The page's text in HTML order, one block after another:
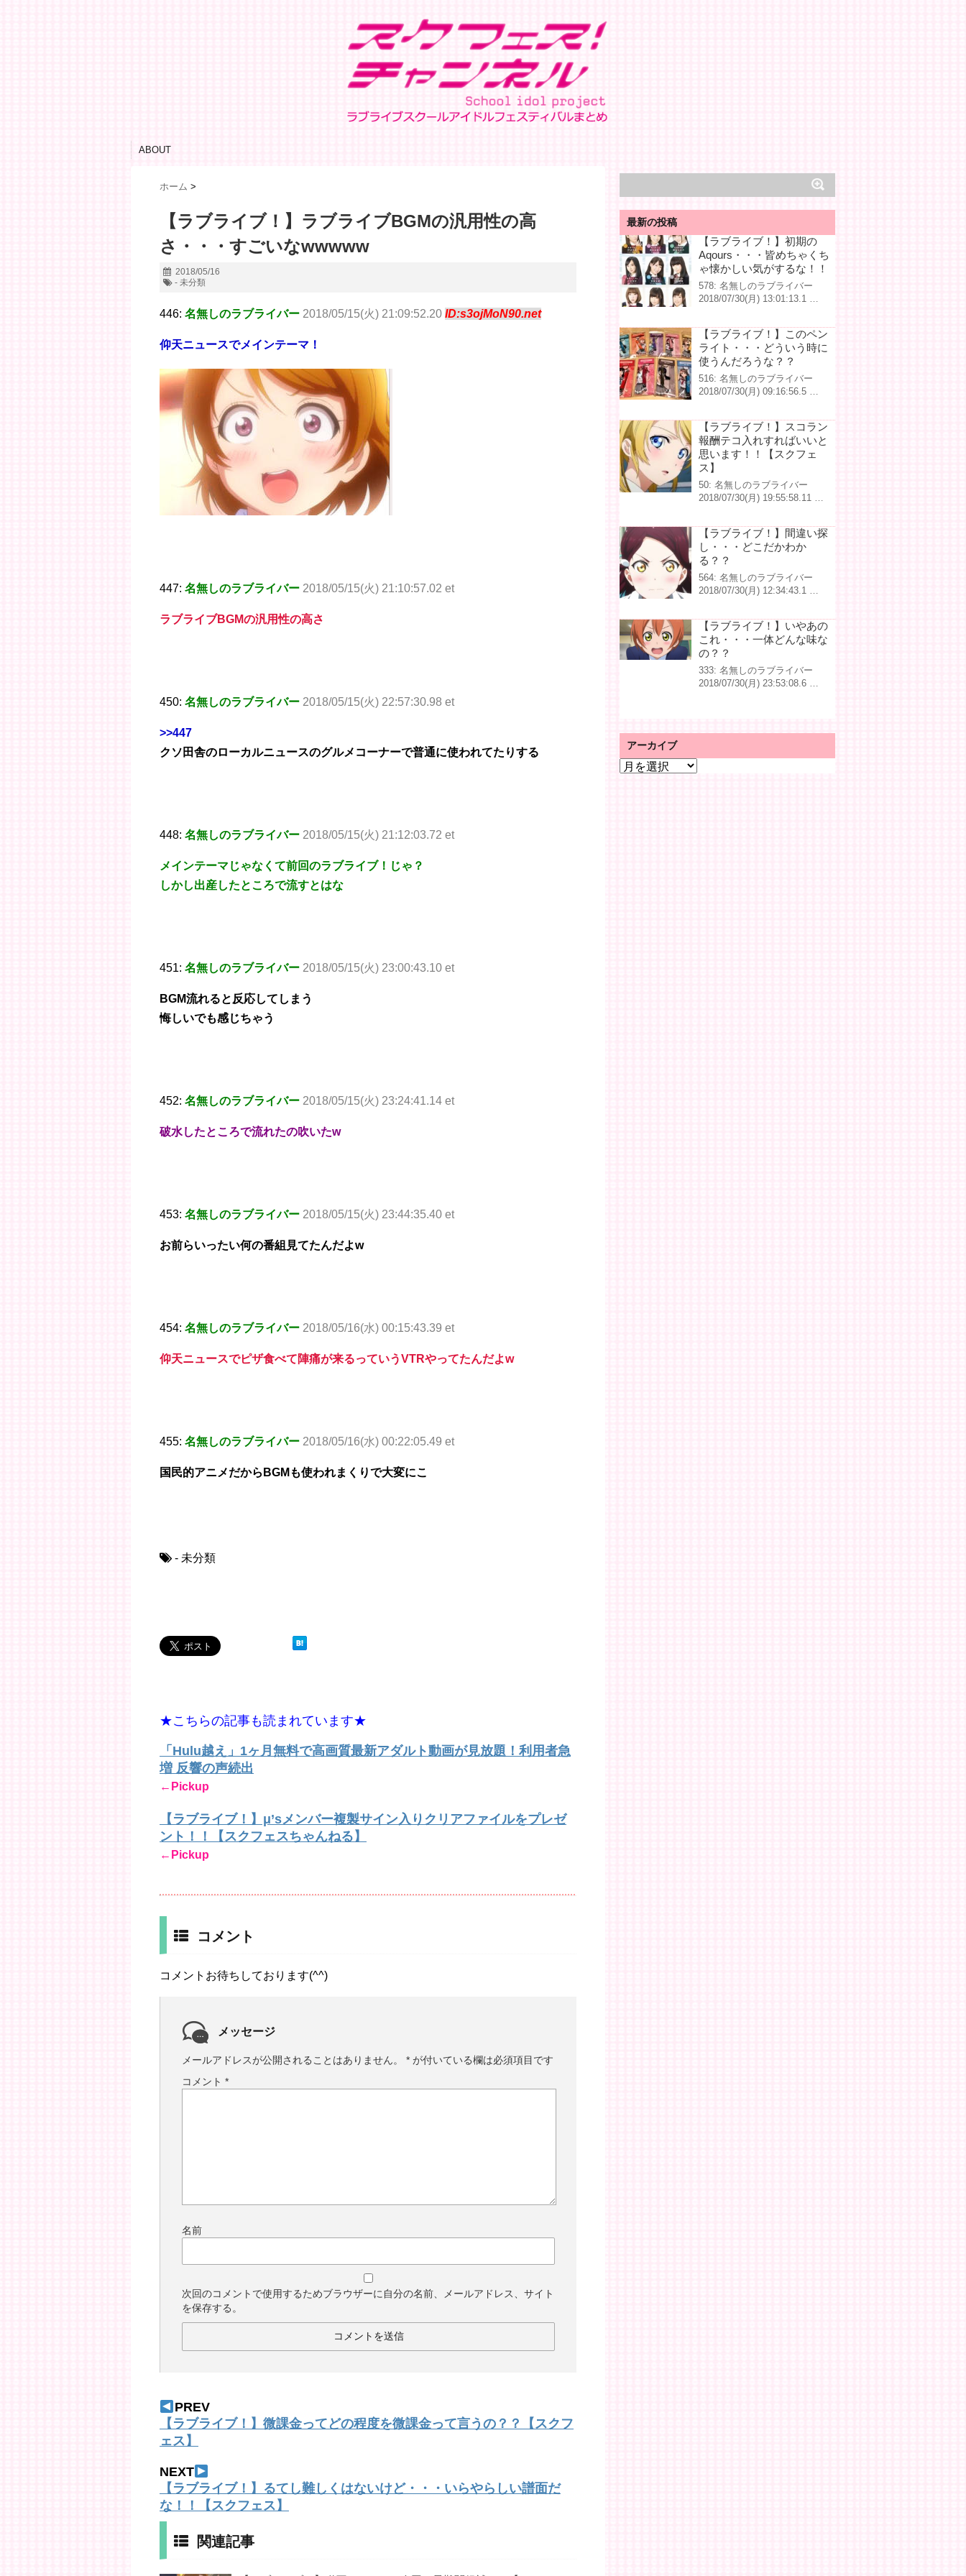
ABOUT
ホーム >
【ラブライブ！】ラブライブBGMの汎用性の高
さ・・・すごいなwwwww
2018/05/16
- 未分類
446: 名無しのラブライバー 2018/05/15(火) 21:09:52.20 ID:s3ojMoN90.net
仰天ニュースでメインテーマ！
447: 名無しのラブライバー 2018/05/15(火) 21:10:57.02 et
ラブライブBGMの汎用性の高さ
450: 名無しのラブライバー 2018/05/15(火) 22:57:30.98 et
>>447
クソ田舎のローカルニュースのグルメコーナーで普通に使われてたりする
448: 名無しのラブライバー 2018/05/15(火) 21:12:03.72 et
メインテーマじゃなくて前回のラブライブ！じゃ？
しかし出産したところで流すとはな
451: 名無しのラブライバー 2018/05/15(火) 23:00:43.10 et
BGM流れると反応してしまう
悔しいでも感じちゃう
452: 名無しのラブライバー 2018/05/15(火) 23:24:41.14 et
破水したところで流れたの吹いたw
453: 名無しのラブライバー 2018/05/15(火) 23:44:35.40 et
お前らいったい何の番組見てたんだよw
454: 名無しのラブライバー 2018/05/16(水) 00:15:43.39 et
仰天ニュースでピザ食べて陣痛が来るっていうVTRやってたんだよw
455: 名無しのラブライバー 2018/05/16(水) 00:22:05.49 et
国民的アニメだからBGMも使われまくりで大変にこ
- 未分類
★こちらの記事も読まれています★
「Hulu越え」1ヶ月無料で高画質最新アダルト動画が見放題！利用者急
増 反響の声続出
←Pickup
【ラブライブ！】μ’sメンバー複製サイン入りクリアファイルをプレゼ
ント！！【スクフェスちゃんねる】
←Pickup
コメント
コメントお待ちしております(^^)
メッセージ
メールアドレスが公開されることはありません。 * が付いている欄は必須項目です
コメント *
名前
次回のコメントで使用するためブラウザーに自分の名前、メールアドレス、サイト
を保存する。
PREV
【ラブライブ！】微課金ってどの程度を微課金って言うの？？【スクフ
ェス】
NEXT
【ラブライブ！】るてし難しくはないけど・・・いらやらしい譜面だ
な！！【スクフェス】
関連記事
最新の投稿
【ラブライブ！】初期の
Aqours・・・皆めちゃくち
ゃ懐かしい気がするな！！
578: 名無しのラブライバー
2018/07/30(月) 13:01:13.1 …
【ラブライブ！】このペン
ライト・・・どういう時に
使うんだろうな？？
516: 名無しのラブライバー
2018/07/30(月) 09:16:56.5 …
【ラブライブ！】スコラン
報酬テコ入れすればいいと
思います！！【スクフェ
ス】
50: 名無しのラブライバー
2018/07/30(月) 19:55:58.11 …
【ラブライブ！】間違い探
し・・・どこだかわか
る？？
564: 名無しのラブライバー
2018/07/30(月) 12:34:43.1 …
【ラブライブ！】いやあの
これ・・・一体どんな味な
の？？
333: 名無しのラブライバー
2018/07/30(月) 23:53:08.6 …
アーカイブ
ア